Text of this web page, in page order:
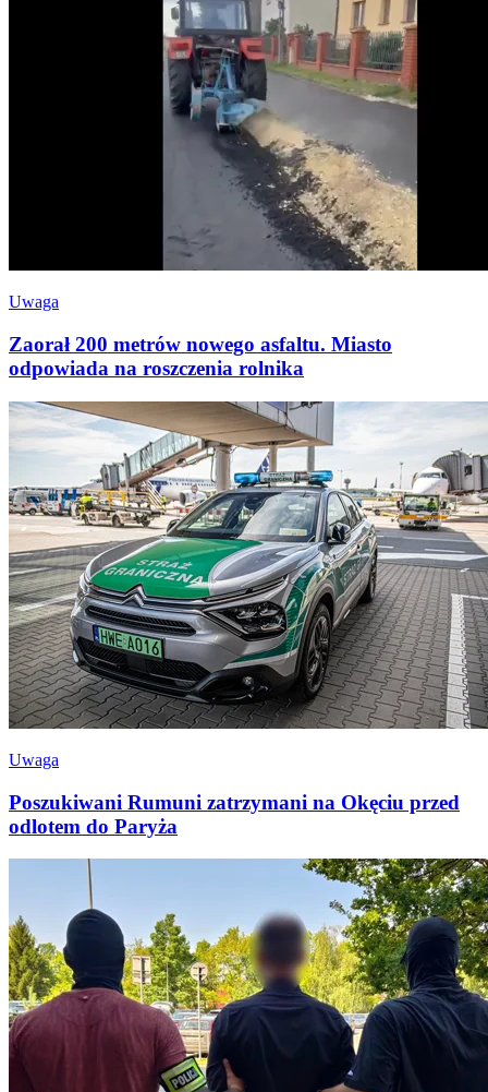
Uwaga
Zaorał 200 metrów nowego asfaltu. Miasto
odpowiada na roszczenia rolnika
Uwaga
Poszukiwani Rumuni zatrzymani na Okęciu przed
odlotem do Paryża